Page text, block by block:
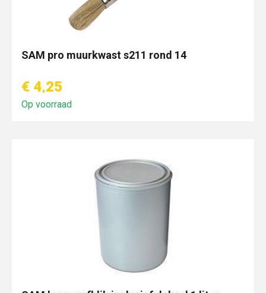
SAM pro muurkwast s211 rond 14
€ 4,25
Op voorraad